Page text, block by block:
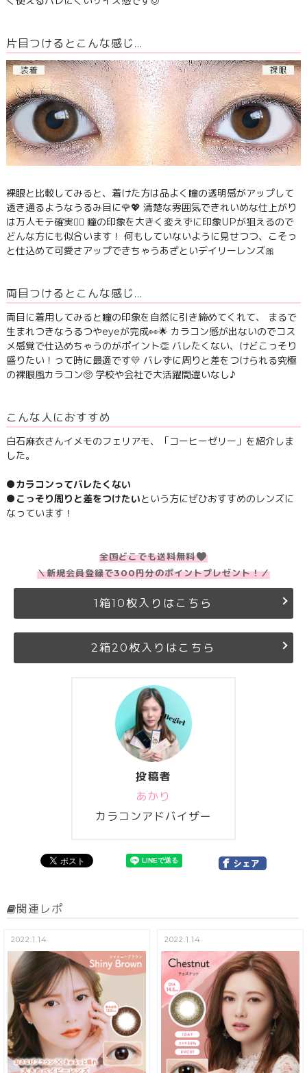
片目つけるとこんな感じ…
裸眼と比較してみると、着けた方は品よく瞳の透明感がアップして
透き通るようなうるみ目に🌹💖 清楚な雰囲気できれいめな仕上がり
は万人モテ確実🙆‍♀️ 瞳の印象を大きく変えずに印象UPが狙えるので
どんな方にも似合います！ 何もしていないように見せつつ、こそっ
と仕込めて可愛さアップできちゃうあざといデイリーレンズ🎀
両目つけるとこんな感じ…
両目に着用してみると瞳の印象を自然に引き締めてくれて、 まるで
生まれつきなうるつやeyeが完成👀🌟 カラコン感が出ないのでコス
メ感覚で仕込めちゃうのがポイント👏 バレたくない、けどこっそり
盛りたい！って時に最適です💛 バレずに周りと差をつけられる究極
の裸眼風カラコン🥺 学校や会社で大活躍間違いなし♪
こんな人におすすめ
白石麻衣さんイメモのフェリアモ、「コーヒーゼリー」を紹介しま
した。
●カラコンってバレたくない
●こっそり周りと差をつけたいという方にぜひおすすめのレンズに
なっています！
全国どこでも送料無料
＼新規会員登録で300円分のポイントプレゼント！／
1箱10枚入りはこちら
2箱20枚入りはこちら
投稿者
あかり
カラコンアドバイザー
関連レポ
2022.1.14 2022.1.14